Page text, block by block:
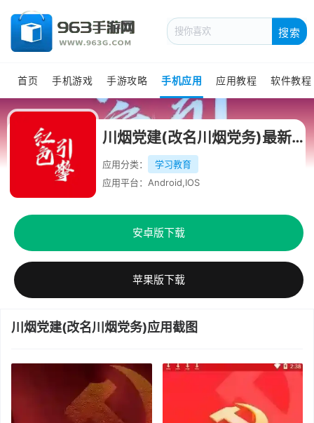
搜索
首页 手机游戏 手游攻略 手机应用 应用教程 软件教程
川烟党建(改名川烟党务)最新版
应用分类：
学习教育
应用平台：Android,IOS
安卓版下载
苹果版下载
川烟党建(改名川烟党务)应用截图